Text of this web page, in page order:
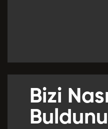
Bizi
Yabancı Dil *
Yabancı Dil Seviyesi *